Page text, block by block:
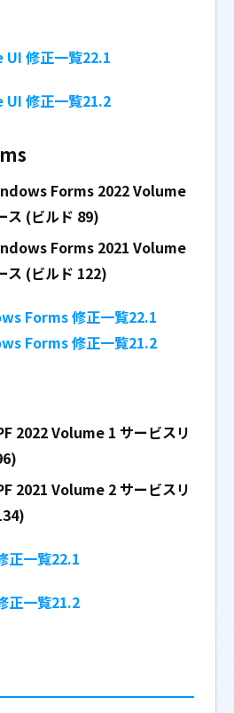
修正一覧22.1
修正一覧21.2
Forms 2022 Volume
ス (ビルド 89)
Forms 2021 Volume
ス (ビルド 122)
Forms 修正一覧22.1
Forms 修正一覧21.2
2022 Volume 1 サービスリ
2021 Volume 2 サービスリ
一覧22.1
正一覧21.2